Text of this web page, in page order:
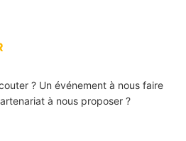
? Un événement à nous faire
à nous proposer ?